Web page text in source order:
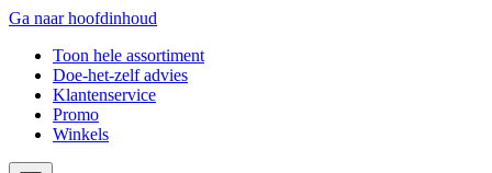
Ga naar hoofdinhoud
Toon hele assortiment
Doe-het-zelf advies
Klantenservice
Promo
Winkels